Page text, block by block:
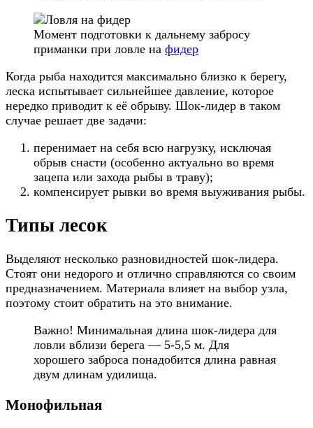
Момент подготовки к дальнему забросу
приманки при ловле на фидер
Когда рыба находится максимально близко к берегу,
леска испытывает сильнейшее давление, которое
нередко приводит к её обрыву. Шок-лидер в таком
случае решает две задачи:
перенимает на себя всю нагрузку, исключая
обрыв снасти (особенно актуально во время
зацепа или захода рыбы в траву);
компенсирует рывки во время выуживания рыбы.
Типы лесок
Выделяют несколько разновидностей шок-лидера.
Стоят они недорого и отлично справляются со своим
предназначением. Материала влияет на выбор узла,
поэтому стоит обратить на это внимание.
Важно! Минимальная длина шок-лидера для
ловли вблизи берега — 5-5,5 м. Для
хорошего заброса понадобится длина равная
двум длинам удилища.
Монофильная